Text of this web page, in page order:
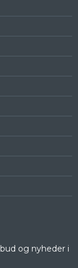
og nyheder i